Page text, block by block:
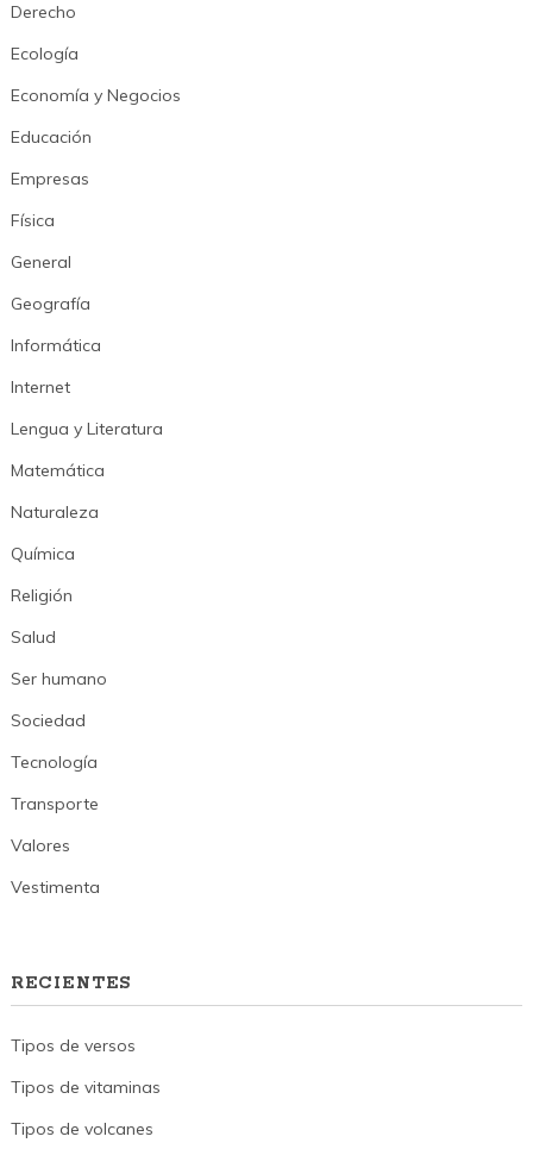
Derecho
Ecología
Economía y Negocios
Educación
Empresas
Física
General
Geografía
Informática
Internet
Lengua y Literatura
Matemática
Naturaleza
Química
Religión
Salud
Ser humano
Sociedad
Tecnología
Transporte
Valores
Vestimenta
RECIENTES
Tipos de versos
Tipos de vitaminas
Tipos de volcanes